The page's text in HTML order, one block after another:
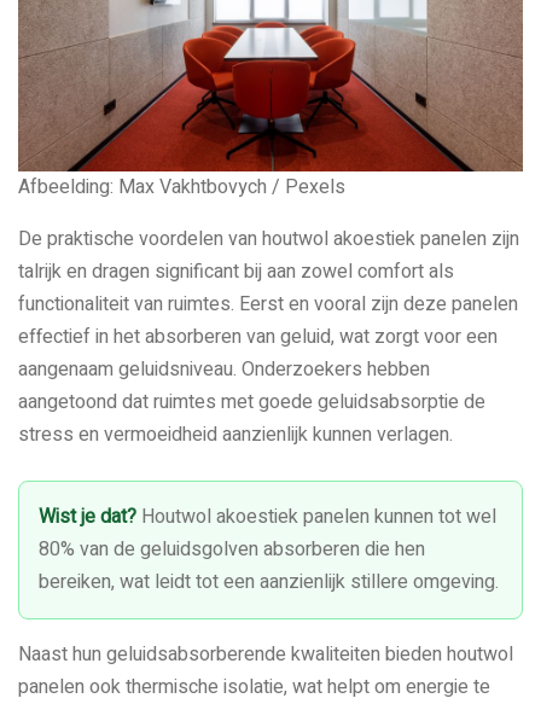
Afbeelding: Max Vakhtbovych / Pexels
De praktische voordelen van houtwol akoestiek panelen zijn
talrijk en dragen significant bij aan zowel comfort als
functionaliteit van ruimtes. Eerst en vooral zijn deze panelen
effectief in het absorberen van geluid, wat zorgt voor een
aangenaam geluidsniveau. Onderzoekers hebben
aangetoond dat ruimtes met goede geluidsabsorptie de
stress en vermoeidheid aanzienlijk kunnen verlagen.
Wist je dat? Houtwol akoestiek panelen kunnen tot wel
80% van de geluidsgolven absorberen die hen
bereiken, wat leidt tot een aanzienlijk stillere omgeving.
Naast hun geluidsabsorberende kwaliteiten bieden houtwol
panelen ook thermische isolatie, wat helpt om energie te